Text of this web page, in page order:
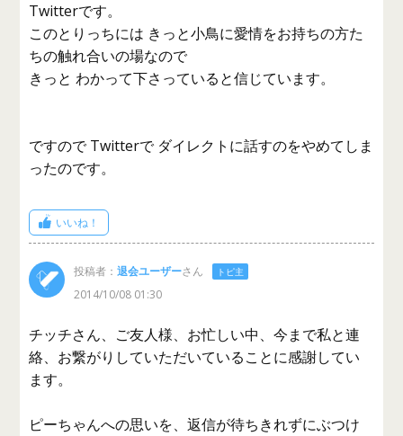
Twitterです。
このとりっちには きっと小鳥に愛情をお持ちの方た
ちの触れ合いの場なので
きっと わかって下さっていると信じています。
ですので Twitterで ダイレクトに話すのをやめてしま
ったのです。
いいね！
投稿者：退会ユーザーさん トピ主
2014/10/08 01:30
チッチさん、ご友人様、お忙しい中、今まで私と連
絡、お繋がりしていただいていることに感謝してい
ます。
ピーちゃんへの思いを、返信が待ちきれずにぶつけ